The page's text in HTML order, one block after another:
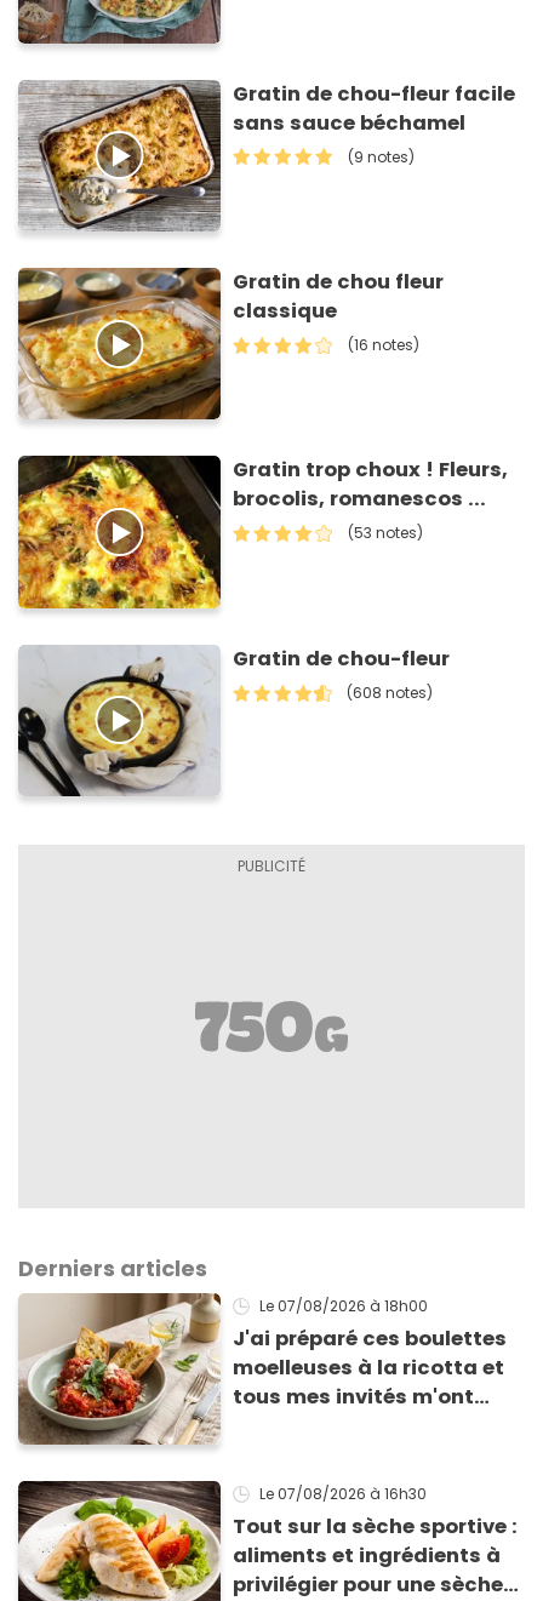
Gratin de chou-fleur facile
sans sauce béchamel
(9 notes)
Gratin de chou fleur
classique
(16 notes)
Gratin trop choux ! Fleurs,
brocolis, romanescos ...
(53 notes)
Gratin de chou-fleur
(608 notes)
Derniers articles
Le 07/08/2026 à 18h00
J'ai préparé ces boulettes
moelleuses à la ricotta et
tous mes invités m'ont
Le 07/08/2026 à 16h30
Tout sur la sèche sportive :
aliments et ingrédients à
privilégier pour une sèche